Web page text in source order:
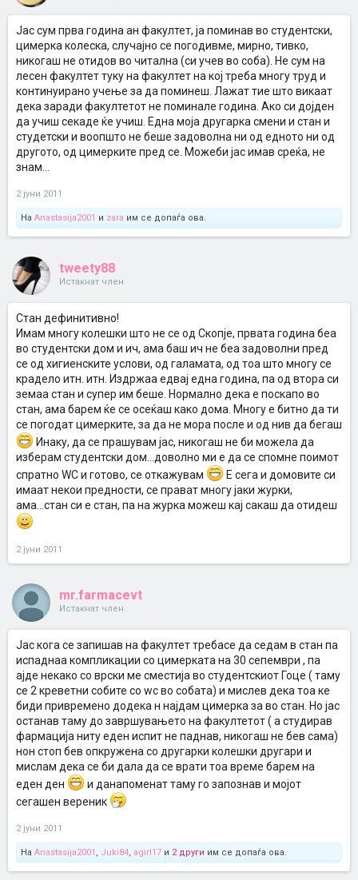
Јас сум прва година ан факултет, ја поминав во студентски,
цимерка колеска, случајно се погодивме, мирно, тивко,
никогаш не отидов во читална (си учев во соба). Не сум на
лесен факултет туку на факултет на кој треба многу труд и
континуирано учење за да поминеш. Лажат тие што викаат
дека заради факултетот не поминале година. Ако си дојден
да учиш секаде ќе учиш. Една моја другарка смени и стан и
студетски и воопшто не беше задоволна ни од едното ни од
другото, од цимерките пред се. Можеби јас имав среќа, не
знам...
2 јуни 2011
На Anastasija2001 и zara им се допаѓа ова.
tweety88
Истакнат член
Стан дефинитивно!
Имам многу колешки што не се од Скопје, првата година беа
во студентски дом и ич, ама баш ич не беа задоволни пред
се од хигиенските услови, од галамата, од тоа што многу се
крадело итн. итн. Издржаа едвај една година, па од втора си
земаа стан и супер им беше. Нормално дека е поскапо во
стан, ама барем ќе се осеќаш како дома. Многу е битно да ти
се погодат цимерките, за да не мора после и од нив да бегаш
Инаку, да се прашувам јас, никогаш не би можела да
изберам студентски дом...доволно ми е да се спомне поимот
спратно WC и готово, се откажувам
Е сега и домовите си
имаат некои предности, се прават многу јаки журки,
ама...стан си е стан, па на журка можеш кај сакаш да отидеш
2 јуни 2011
mr.farmacevt
Истакнат член
Јас кога се запишав на факултет требасе да седам в стан па
испаднаа компликации со цимерката на 30 сепември , па
ајде некако со врски ме сместија во студентскиот Гоце ( таму
се 2 креветни собите со wc во собата) и мислев дека тоа ке
биди привремено додека н најдам цимерка за во стан. Но јас
останав таму до завршувањето на факултетот ( а студирав
фармација ниту еден испит не паднав, никогаш не бев сама)
нон стоп бев опкружена со другарки колешки другари и
мислам дека се би дала да се врати тоа време барем на
еден ден
и данапоменат таму го запознав и мојот
сегашен вереник
2 јуни 2011
На Anastasija2001 , Juki84, agirl17 и 2 други им се допаѓа ова.